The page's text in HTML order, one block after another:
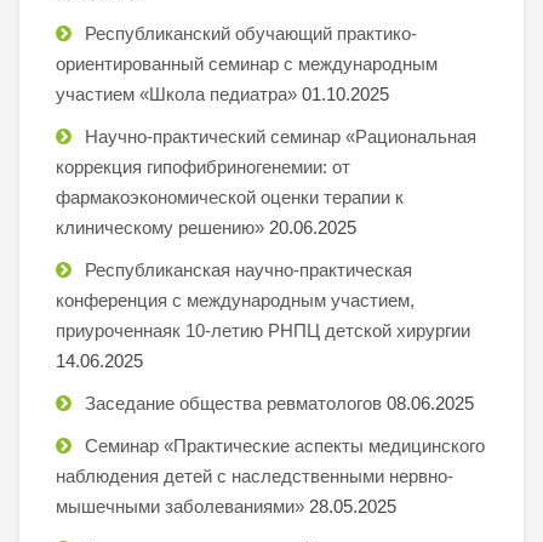
Республиканский обучающий практико-
ориентированный семинар с международным
участием «Школа педиатра» 01.10.2025
Научно-практический семинар «Рациональная
коррекция гипофибриногенемии: от
фармакоэкономической оценки терапии к
клиническому решению» 20.06.2025
Республиканская научно-практическая
конференция с международным участием,
приуроченнаяк 10-летию РНПЦ детской хирургии
14.06.2025
Заседание общества ревматологов 08.06.2025
Семинар «Практические аспекты медицинского
наблюдения детей с наследственными нервно-
мышечными заболеваниями» 28.05.2025